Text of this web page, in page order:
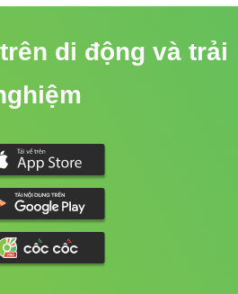
di động và trải